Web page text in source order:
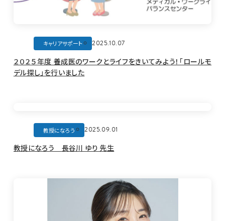
キャリアサポート
2025.10.07
２０２５年度 養成医のワークとライフをきいてみよう！「ロールモ
デル探し」を行いました
教授になろう
2025.09.01
教授になろう 長谷川 ゆり 先生